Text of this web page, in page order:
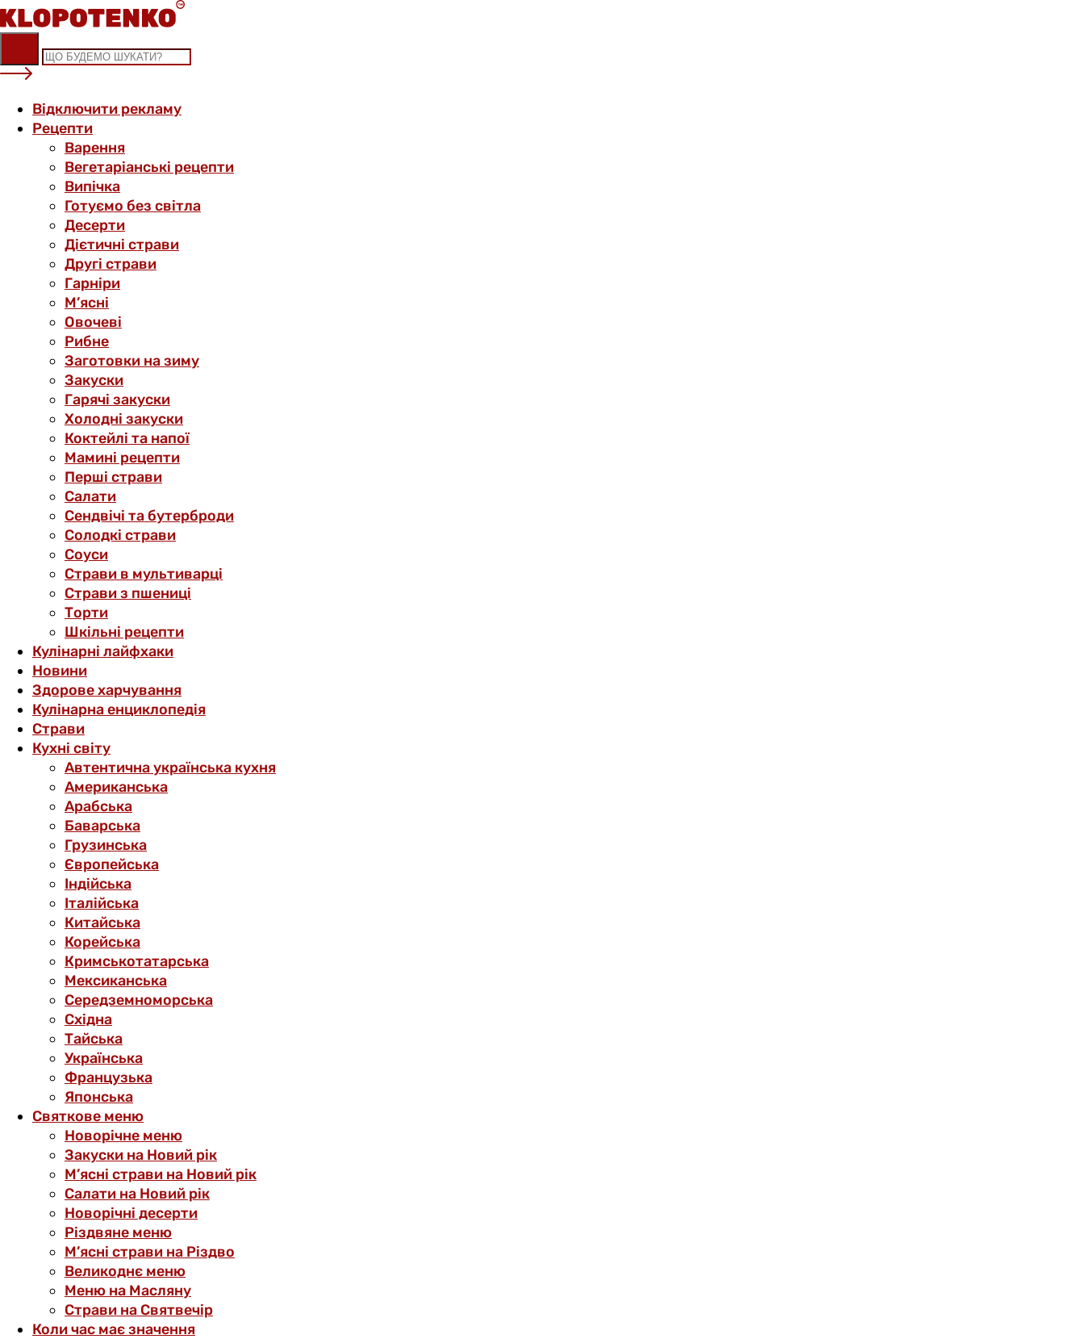
Skip
to
content
Відключити рекламу
Рецепти
Варення
Вегетаріанські рецепти
Випічка
Готуємо без світла
Десерти
Дієтичні страви
Другі страви
Гарніри
М’ясні
Овочеві
Рибне
Заготовки на зиму
Закуски
Гарячі закуски
Холодні закуски
Коктейлі та напої
Мамині рецепти
Перші страви
Салати
Сендвічі та бутерброди
Солодкі страви
Соуси
Страви в мультиварці
Страви з пшениці
Торти
Шкільні рецепти
Кулінарні лайфхаки
Новини
Здорове харчування
Кулінарна енциклопедія
Страви
Кухні світу
Автентична українська кухня
Американська
Арабська
Баварська
Грузинська
Європейська
Індійська
Італійська
Китайська
Корейська
Кримськотатарська
Мексиканська
Середземноморська
Східна
Тайська
Українська
Французька
Японська
Святкове меню
Новорічне меню
Закуски на Новий рік
М’ясні страви на Новий рік
Салати на Новий рік
Новорічні десерти
Різдвяне меню
М’ясні страви на Різдво
Великоднє меню
Меню на Масляну
Страви на Святвечір
Коли час має значення